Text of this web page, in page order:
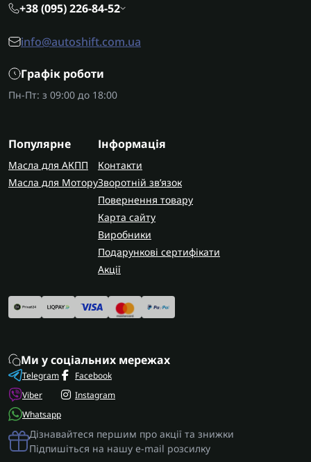
+38 (095) 226-84-52
info@autoshift.com.ua
Графік роботи
Пн-Пт: з 09:00 до 18:00
Популярне
Масла для АКПП
Масла для Мотору
Інформація
Контакти
Зворотній зв’язок
Повернення товару
Карта сайту
Виробники
Подарункові сертифікати
Акції
Ми у соціальних мережах
Telegram
Viber
Whatsapp
Facebook
Instagram
Дізнавайтеся першим про акції та знижки
Підпишіться на нашу e-mail розсилку